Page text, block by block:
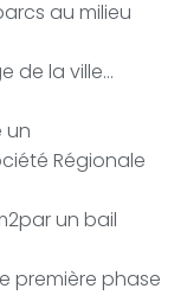
au milieu
de la ville…
un
Régionale
un bail
première phase